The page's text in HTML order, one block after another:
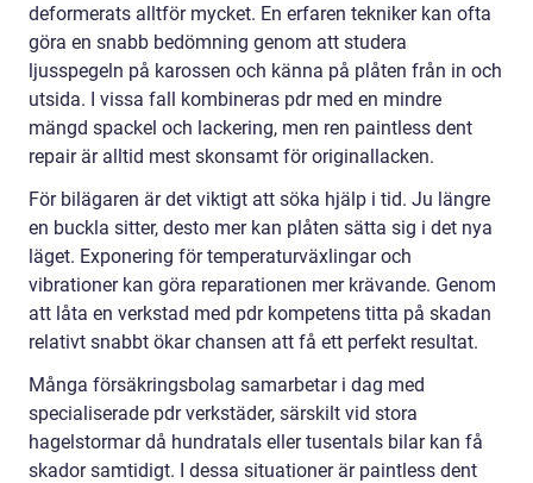
deformerats alltför mycket. En erfaren tekniker kan ofta
göra en snabb bedömning genom att studera
ljusspegeln på karossen och känna på plåten från in och
utsida. I vissa fall kombineras pdr med en mindre
mängd spackel och lackering, men ren paintless dent
repair är alltid mest skonsamt för originallacken.
För bilägaren är det viktigt att söka hjälp i tid. Ju längre
en buckla sitter, desto mer kan plåten sätta sig i det nya
läget. Exponering för temperaturväxlingar och
vibrationer kan göra reparationen mer krävande. Genom
att låta en verkstad med pdr kompetens titta på skadan
relativt snabbt ökar chansen att få ett perfekt resultat.
Många försäkringsbolag samarbetar i dag med
specialiserade pdr verkstäder, särskilt vid stora
hagelstormar då hundratals eller tusentals bilar kan få
skador samtidigt. I dessa situationer är paintless dent